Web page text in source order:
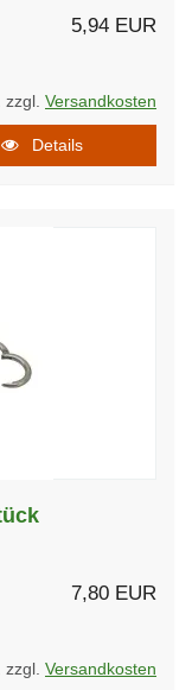
5,94 EUR
Versandkosten
Details
7,80 EUR
Versandkosten